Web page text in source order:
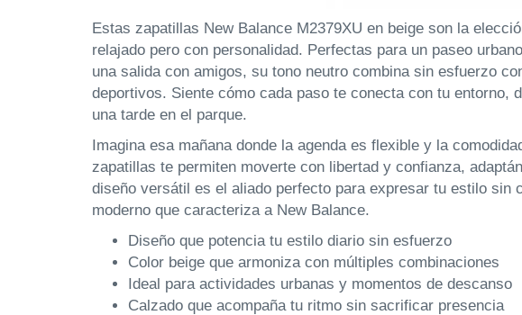
Estas zapatillas New Balance M2379XU en beige son la
relajado pero con personalidad. Perfectas para un paseo
una salida con amigos, su tono neutro combina sin esfuerzo
deportivos. Siente cómo cada paso te conecta con tu entorno,
una tarde en el parque.
Imagina esa mañana donde la agenda es flexible y la
zapatillas te permiten moverte con libertad y confianza,
diseño versátil es el aliado perfecto para expresar tu estilo sin
moderno que caracteriza a New Balance.
Diseño que potencia tu estilo diario sin esfuerzo
Color beige que armoniza con múltiples combinaciones
Ideal para actividades urbanas y momentos de descanso
Calzado que acompaña tu ritmo sin sacrificar presencia